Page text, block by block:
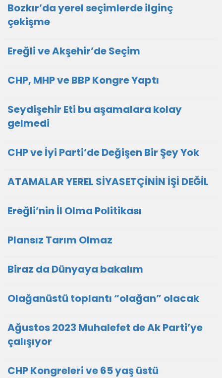
Bozkır’da yerel seçimlerde ilginç
çekişme
Ereğli ve Akşehir’de Seçim
CHP, MHP ve BBP Kongre Yaptı
Seydişehir Eti bu aşamalara kolay
gelmedi
CHP ve İyi Parti’de Değişen Bir Şey Yok
ATAMALAR YEREL SİYASETÇİNİN İŞİ DEĞİL
Ereğli’nin İl Olma Politikası
Plansız Tarım Olmaz
Biraz da Dünyaya bakalım
Olağanüstü toplantı “olağan” olacak
Ağustos 2023 Muhalefet de Ak Parti’ye
çalışıyor
CHP Kongreleri ve 65 yaş üstü